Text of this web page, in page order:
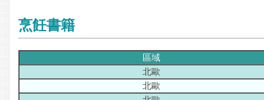
烹飪書籍
區域
北歐
北歐